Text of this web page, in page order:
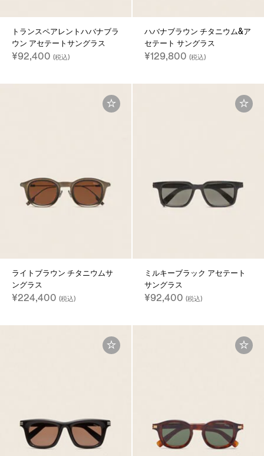
トランスペアレントハバナブラ
ウン アセテートサングラス
¥92,400 (税込)
ハバナブラウン チタニウム&ア
セテート サングラス
¥129,800 (税込)
ライトブラウン チタニウムサ
ングラス
¥224,400 (税込)
ミルキーブラック アセテート
サングラス
¥92,400 (税込)